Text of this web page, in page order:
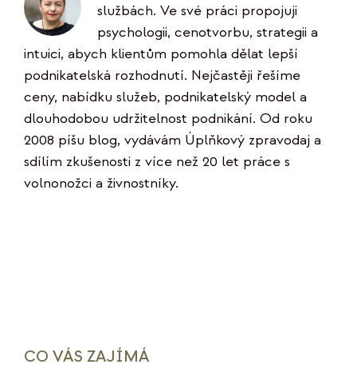
službách. Ve své práci propojuji
psychologii, cenotvorbu, strategii a
intuici, abych klientům pomohla dělat lepší
podnikatelská rozhodnutí. Nejčastěji řešíme
ceny, nabídku služeb, podnikatelský model a
dlouhodobou udržitelnost podnikání. Od roku
2008 píšu blog, vydávám Úplňkový zpravodaj a
sdílím zkušenosti z více než 20 let práce s
volnonožci a živnostníky.
CO VÁS ZAJÍMÁ